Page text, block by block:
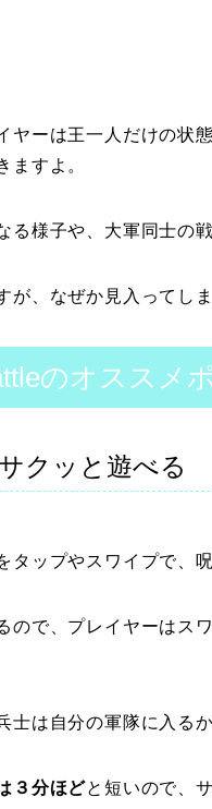
ヤーは王一人だけの状
ますよ。
る様子や、大軍同士の
が、なぜか見入ってし
のオススメ
クッと遊べる
タップやスワイプで、
ので、プレイヤーはス
士は自分の軍隊に入る
３分ほどと短いので、